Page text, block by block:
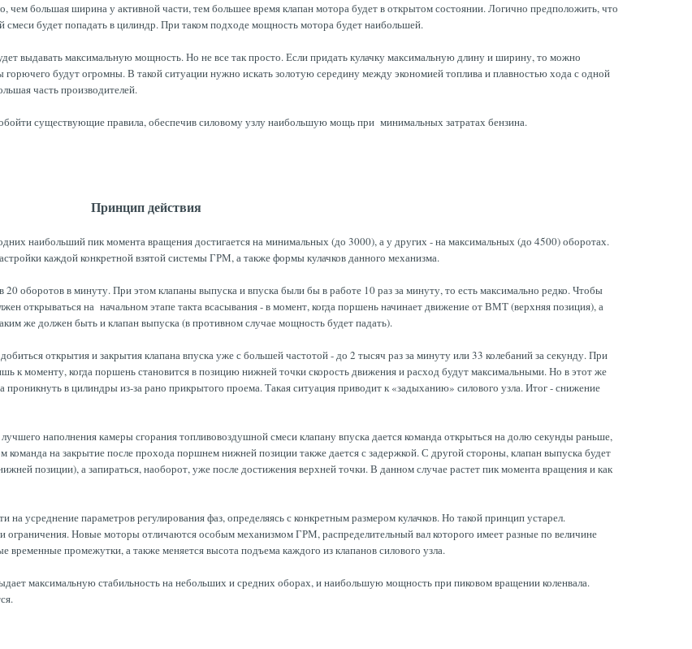
чем большая ширина у активной части, тем большее время клапан мотора будет в открытом состоянии. Логично предположить, что
будет попадать в цилиндр. При таком подходе мощность мотора будет наибольшей.
выдавать максимальную мощность. Но не все так просто. Если придать кулачку максимальную длину и ширину, то можно
будут огромны. В такой ситуации нужно искать золотую середину между экономией топлива и плавностью хода с одной
часть производителей.
существующие правила, обеспечив силовому узлу наибольшую мощь при минимальных затратах бензина.
Принцип действия
наибольший пик момента вращения достигается на минимальных (до 3000), а у других - на максимальных (до 4500) оборотах.
каждой конкретной взятой системы ГРМ, а также формы кулачков данного механизма.
оборотов в минуту. При этом клапаны выпуска и впуска были бы в работе 10 раз за минуту, то есть максимально редко. Чтобы
открываться на начальном этапе такта всасывания - в момент, когда поршень начинает движение от ВМТ (верхняя позиция), а
же должен быть и клапан выпуска (в противном случае мощность будет падать).
открытия и закрытия клапана впуска уже с большей частотой - до 2 тысяч раз за минуту или 33 колебаний за секунду. При
к моменту, когда поршень становится в позицию нижней точки скорость движения и расход будут максимальными. Но в этот же
проникнуть в цилиндры из-за рано прикрытого проема. Такая ситуация приводит к «задыханию» силового узла. Итог - снижение
наполнения камеры сгорания топливовоздушной смеси клапану впуска дается команда открыться на долю секунды раньше,
на закрытие после прохода поршнем нижней позиции также дается с задержкой. С другой стороны, клапан выпуска будет
позиции), а запираться, наоборот, уже после достижения верхней точки. В данном случае растет пик момента вращения и как
усреднение параметров регулирования фаз, определяясь с конкретным размером кулачков. Но такой принцип устарел.
ограничения. Новые моторы отличаются особым механизмом ГРМ, распределительный вал которого имеет разные по величине
временные промежутки, а также меняется высота подъема каждого из клапанов силового узла.
максимальную стабильность на небольших и средних оборах, и наибольшую мощность при пиковом вращении коленвала.